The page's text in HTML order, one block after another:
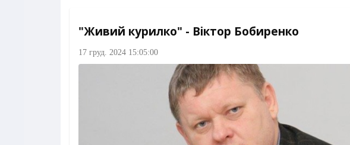
"Живий курилко" - Віктор Бобиренко
17 груд. 2024 15:05:00